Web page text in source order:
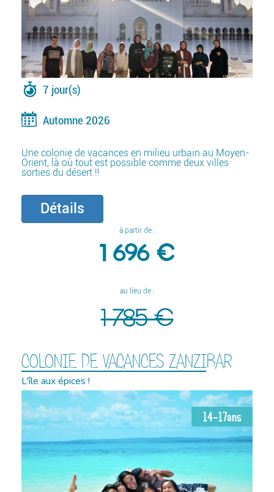
7 jour(s)
Automne 2026
Une colonie de vacances en milieu urbain au Moyen-
Orient, là où tout est possible comme deux villes
sorties du désert !!
Détails
à partir de :
1 696 €
au lieu de :
1 785 €
COLONIE DE VACANCES ZANZIBAR
L'île aux épices !
14-17ans